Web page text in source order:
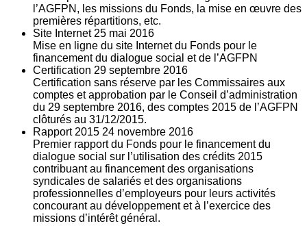
l’AGFPN, les missions du Fonds, la mise en œuvre des
premières répartitions, etc.
Site Internet 25 mai 2016
Mise en ligne du site Internet du Fonds pour le
financement du dialogue social et de l’AGFPN
Certification 29 septembre 2016
Certification sans réserve par les Commissaires aux
comptes et approbation par le Conseil d’administration
du 29 septembre 2016, des comptes 2015 de l’AGFPN
clôturés au 31/12/2015.
Rapport 2015 24 novembre 2016
Premier rapport du Fonds pour le financement du
dialogue social sur l’utilisation des crédits 2015
contribuant au financement des organisations
syndicales de salariés et des organisations
professionnelles d’employeurs pour leurs activités
concourant au développement et à l’exercice des
missions d’intérêt général.